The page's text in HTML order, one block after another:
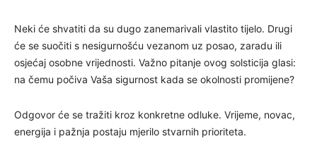
Neki će shvatiti da su dugo zanemarivali vlastito tijelo. Drugi
će se suočiti s nesigurnošću vezanom uz posao, zaradu ili
osjećaj osobne vrijednosti. Važno pitanje ovog solsticija glasi:
na čemu počiva Vaša sigurnost kada se okolnosti promijene?
Odgovor će se tražiti kroz konkretne odluke. Vrijeme, novac,
energija i pažnja postaju mjerilo stvarnih prioriteta.